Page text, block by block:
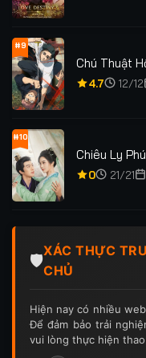
#9
Chú Thuật
4.7 12/12
#10
Chiêu Ly Phú
0 21/21
🛡️
XÁC THỰC
CHỦ
Hiện nay có nhiều
Để đảm bảo trải
vui lòng thực hiện